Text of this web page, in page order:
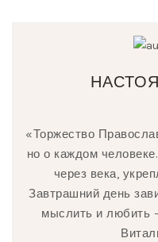
«Торжество
но о каждом
через века,
Завтрашний день
мыслить и любить